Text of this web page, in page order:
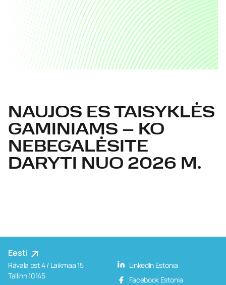
NAUJOS ES TAISYKLĖS
GAMINIAMS – KO
NEBEGALĖSITE
DARYTI NUO 2026 M.
Eesti
Rävala pst 4 / Laikmaa 15
Tallinn 10145
LinkedIn Estonia
Facebook Estonia